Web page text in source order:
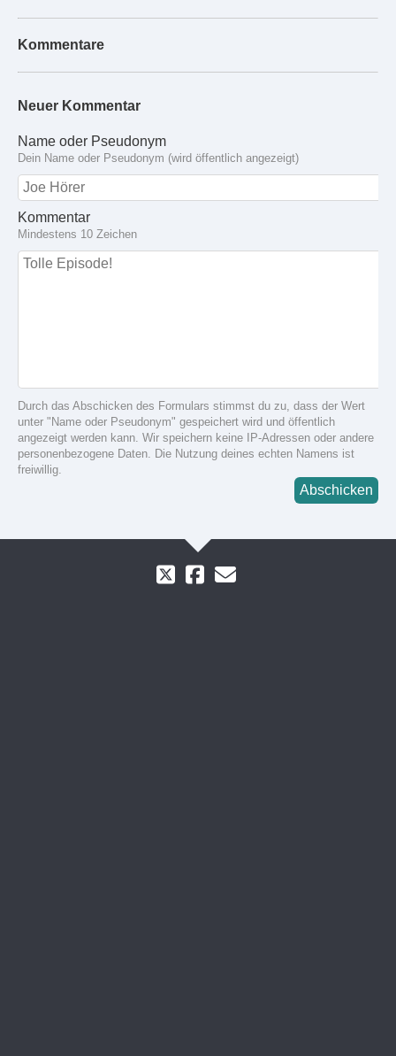
Kommentare
Neuer Kommentar
Name oder Pseudonym
Dein Name oder Pseudonym (wird öffentlich angezeigt)
Kommentar
Mindestens 10 Zeichen
Durch das Abschicken des Formulars stimmst du zu, dass der Wert
unter "Name oder Pseudonym" gespeichert wird und öffentlich
angezeigt werden kann. Wir speichern keine IP-Adressen oder andere
personenbezogene Daten. Die Nutzung deines echten Namens ist
freiwillig.
Abschicken